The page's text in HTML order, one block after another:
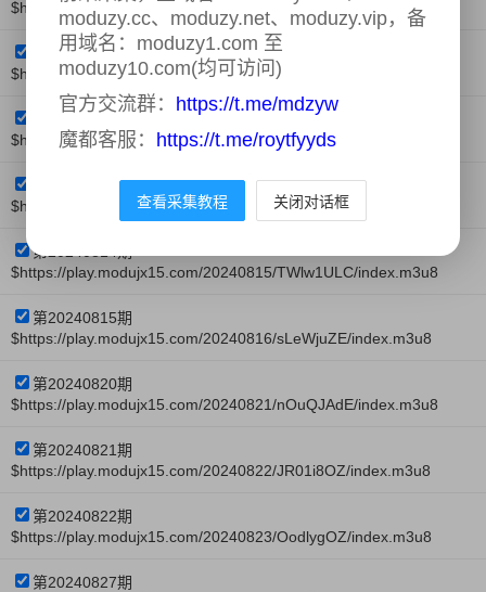
$https://play.modujx13.com/20240807/PHjBSNdd/index.m3u8
第20240807期
$https://play.modujx13.com/20240808/HdWMTZtN/index.m3u8
$https://play.modujx13.com/20240809/LZpKApN5/index.m3u8
第20240813期
$https://play.modujx14.com/20240814/udjUpXZ0/index.m3u8
第20240814期
$https://play.modujx15.com/20240815/TWlw1ULC/index.m3u8
第20240815期
$https://play.modujx15.com/20240816/sLeWjuZE/index.m3u8
第20240820期
$https://play.modujx15.com/20240821/nOuQJAdE/index.m3u8
第20240821期
$https://play.modujx15.com/20240822/JR01i8OZ/index.m3u8
第20240822期
$https://play.modujx15.com/20240823/OodlygOZ/index.m3u8
第20240827期
moduzy.cc、moduzy.net、moduzy.vip，备
用域名：moduzy1.com 至
moduzy10.com(均可访问)
官方交流群： https://t.me/mdzyw
魔都客服： https://t.me/roytfyyds
查看采集教程 关闭对话框